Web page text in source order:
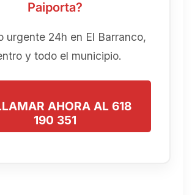
Paiporta?
urgente 24h en El Barranco,
y todo el municipio.
AHORA AL 618
190 351